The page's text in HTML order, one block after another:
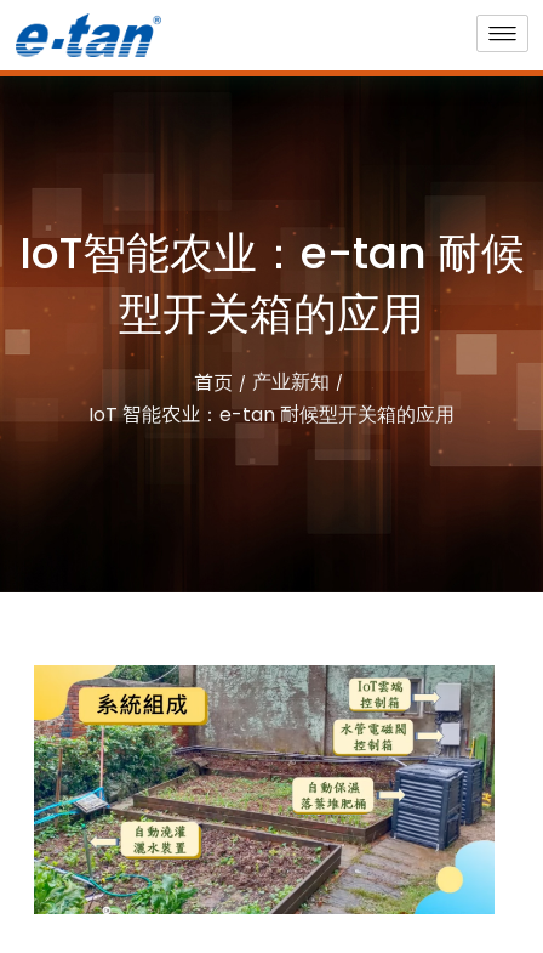
IoT智能农业：e-tan 耐候
型开关箱的应用
首页
产业新知
IoT 智能农业：e-tan 耐候型开关箱的应用